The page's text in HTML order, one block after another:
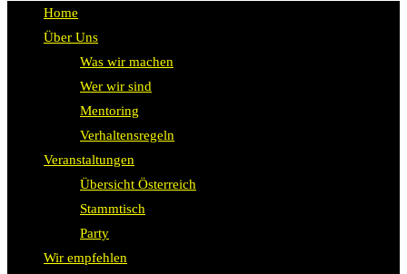
Home
Über Uns
Was wir machen
Wer wir sind
Mentoring
Verhaltensregeln
Veranstaltungen
Übersicht Österreich
Stammtisch
Party
Wir empfehlen